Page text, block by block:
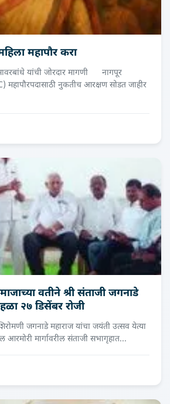
महापौर करा
यांची जोरदार मागणी नागपूर
महापौरपदासाठी नुकतीच आरक्षण सोडत जाहीर
वतीने श्री संताजी जगनाडे
२७ डिसेंबर रोजी
जगनाडे महाराज यांचा जयंती उत्सव येत्या
आरमोरी मार्गावरील संताजी सभागृहात...